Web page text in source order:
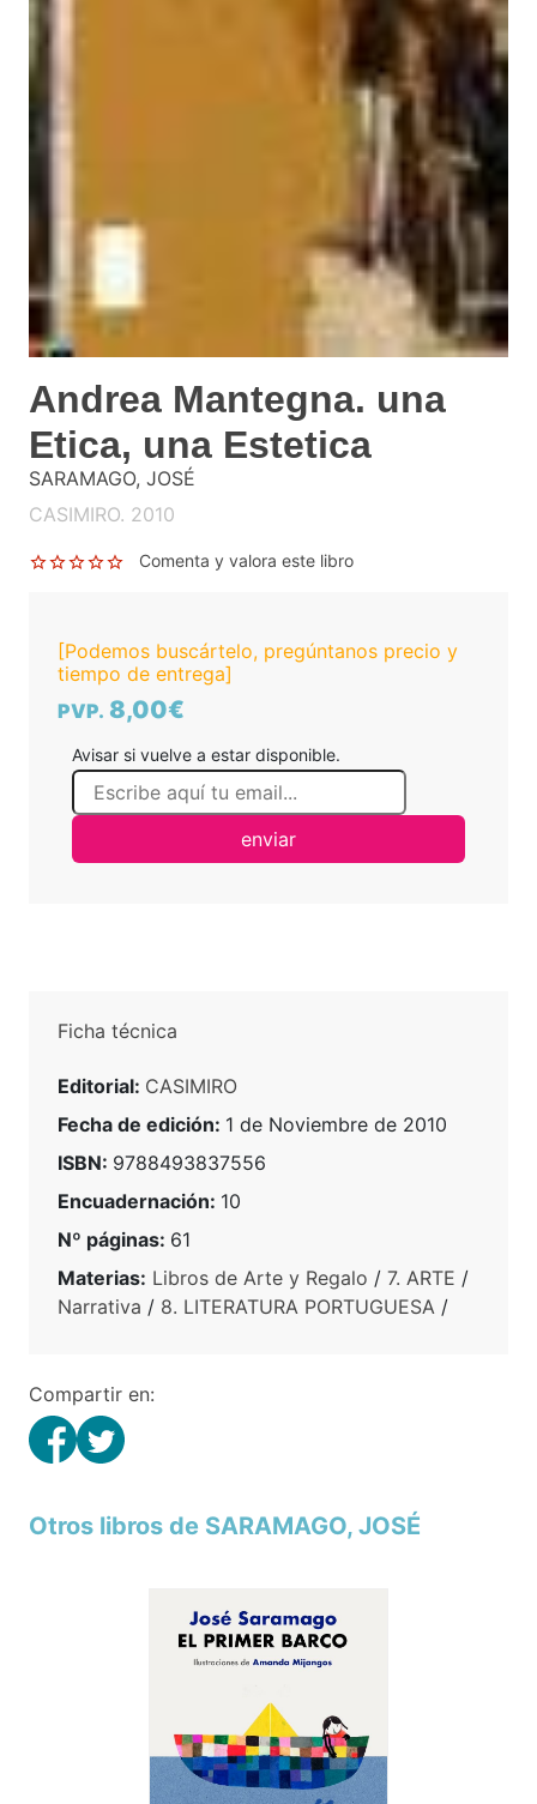
Andrea Mantegna. una
Etica, una Estetica
SARAMAGO, JOSÉ
CASIMIRO. 2010
Comenta y valora este libro
[Podemos buscártelo, pregúntanos precio y
tiempo de entrega]
PVP. 8,00€
Avisar si vuelve a estar disponible.
enviar
Ficha técnica
Editorial: CASIMIRO
Fecha de edición: 1 de Noviembre de 2010
ISBN: 9788493837556
Encuadernación: 10
Nº páginas: 61
Materias: Libros de Arte y Regalo / 7. ARTE /
Narrativa / 8. LITERATURA PORTUGUESA /
Compartir en:
Otros libros de SARAMAGO, JOSÉ